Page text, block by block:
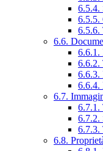
6.5.4.
6.5.5.
6.5.6.
6.6.
6.6.1.
6.6.2.
6.6.3.
6.6.4.
6.7.
6.7.1.
6.7.2.
6.7.3.
6.8.